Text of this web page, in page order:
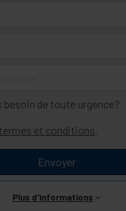
besoin de toute urgence?
termes et conditions.
Envoyer
Plus d'informations